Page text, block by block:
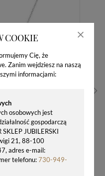
COOKIE
Cię, że
Zanim wejdziesz na naszą
informacjami:
osobowych jest
gospodarczą
JUBILERSKI
21, 88-100
adres e-mail:
telefonu:730-949-